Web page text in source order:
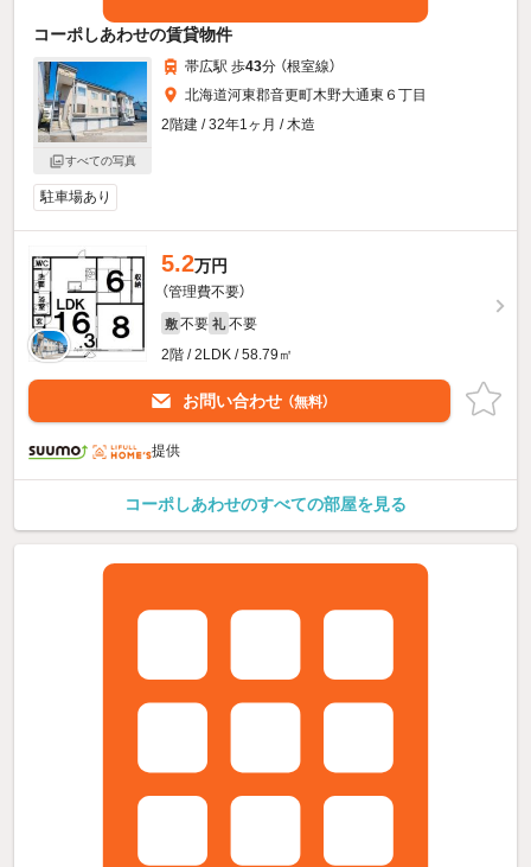
コーポしあわせの賃貸物件
すべての写真
帯広駅 歩43分 （根室線）
北海道河東郡音更町木野大通東６丁目
2階建 / 32年1ヶ月 / 木造
駐車場あり
5.2万円
（管理費不要）
敷 不要 礼 不要
2階 / 2LDK / 58.79㎡
お問い合わせ （無料）
提供
コーポしあわせのすべての部屋を見る